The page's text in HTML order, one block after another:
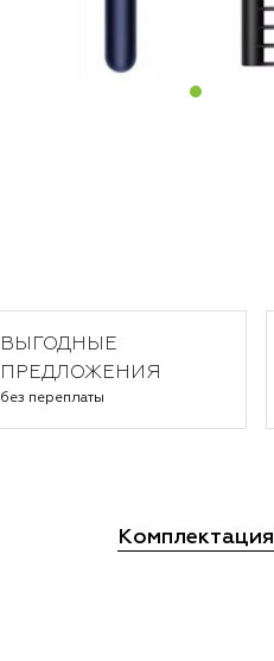
ВЫГОДНЫЕ
ПРЕДЛОЖЕНИЯ
без переплаты
Комплектация